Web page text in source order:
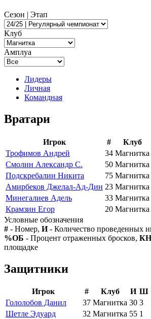
Сезон | Этап
Клуб
Амплуа
Лидеры
Личная
Командная
Вратари
Игрок # Клуб
Трофимов Андрей
34 Магнитка
Смолин Александр С.
50 Магнитка
Подскребалин Никита
75 Магнитка
Амирбеков Джелал-Ад-Дин 23 Магнитка
Минегалиев Адель
33 Магнитка
Крамзин Егор
20 Магнитка
Условные обозначения
# - Номер, И- Количество проведенных
%ОБ - Процент отраженных бросков, КН
площадке
Защитники
Игрок # Клуб И Ш
Гололобов Данил
37 Магнитка 30 3
Шетле Эдуард
32 Магнитка 55 1